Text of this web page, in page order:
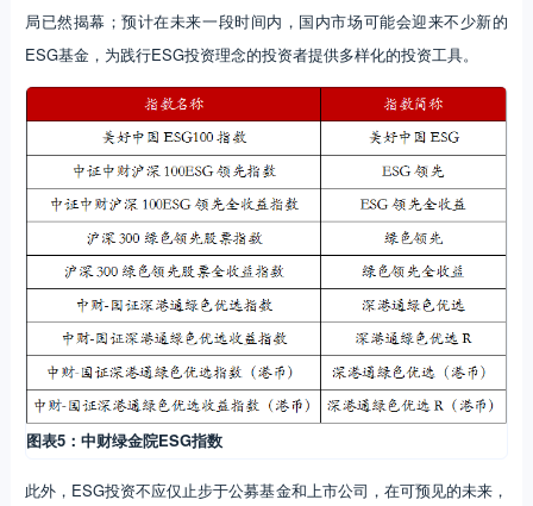
局已然揭幕；预计在未来一段时间内，国内市场可能会迎来不少新的
ESG基金，为践行ESG投资理念的投资者提供多样化的投资工具。
图表5：中财绿金院ESG指数
此外，ESG投资不应仅止步于公募基金和上市公司，在可预见的未来，